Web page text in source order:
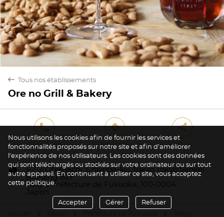
back Tous nos établissements
Ore no Grill & Bakery
phone
Téléphone
direction
Itinéraire
share
Partager
marker
1-7-2 Otemachi, Chiyoda-ku, Tokyo Tokyo Sankei
Building B2F
Tokyo, Préfecture de Fukuoka, 100-0004
Japon
Nous utilisons les cookies afin de fournir les services et
fonctionnalités proposés sur notre site et afin d’améliorer
l’expérience de nos utilisateurs. Les cookies sont des données
qui sont téléchargés ou stockés sur votre ordinateur ou sur tout
autre appareil. En continuant à utiliser ce site, vous acceptez
cette politique.
Accepter Gérer Refuser